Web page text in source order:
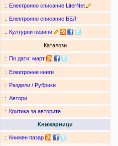
:. Електронно списание LiterNet
:. Електронно списание БЕЛ
:. Културни новини
Каталози
:. По дати: март
:. Електронни книги
:. Раздели / Рубрики
:. Автори
:. Критика за авторите
Книжарници
:. Книжен пазар